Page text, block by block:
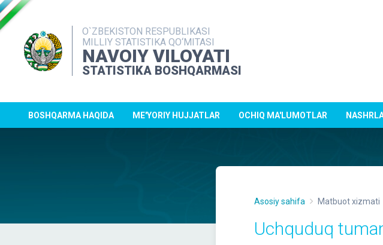
O`ZBEKISTON RESPUBLIKASI
MILLIY STATISTIKA QO‘MITASI
NAVOIY VILOYATI
STATISTIKA BOSHQARMASI
BOSHQARMA HAQIDA ME'YORIY HUJJATLAR OCHIQ MA'LUMOTLAR
Asosiy sahifa Matbuot xizmati
Uchquduq